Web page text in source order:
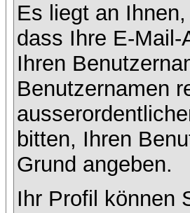
Es liegt an
dass Ihre E-
Ihren
Benutzernamen
bitten, Ihren
Grund angeben.
Ihr Profil können